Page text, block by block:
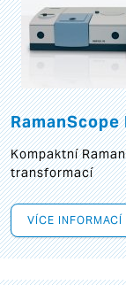
RamanScope
Kompaktní
transformací
VÍCE INFORMACÍ